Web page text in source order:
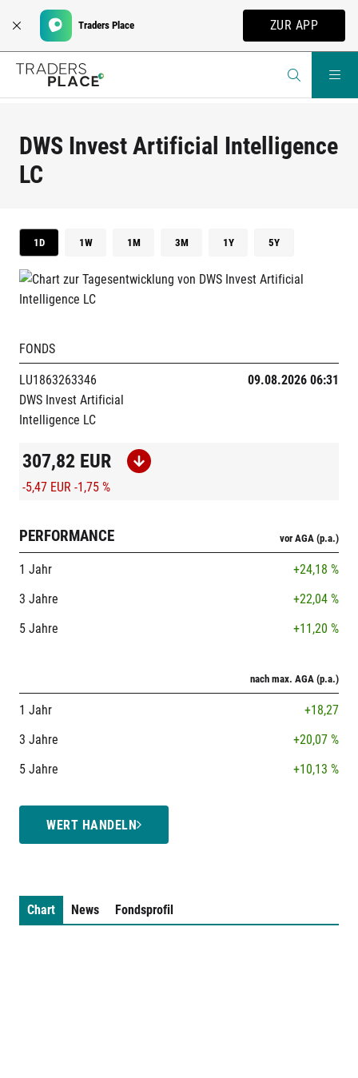
Traders Place ZUR APP
DWS Invest Artificial Intelligence
LC
1D 1W 1M 3M 1Y 5Y
FONDS
LU1863263346
DWS Invest Artificial
Intelligence LC
09.08.2026 06:31
307,82 EUR
-5,47 EUR -1,75 %
PERFORMANCE vor AGA (p.a.)
1 Jahr
+24,18 %
3 Jahre
+22,04 %
5 Jahre
+11,20 %
nach max. AGA (p.a.)
1 Jahr
+18,27
3 Jahre
+20,07 %
5 Jahre
+10,13 %
WERT HANDELN
Chart News Fondsprofil